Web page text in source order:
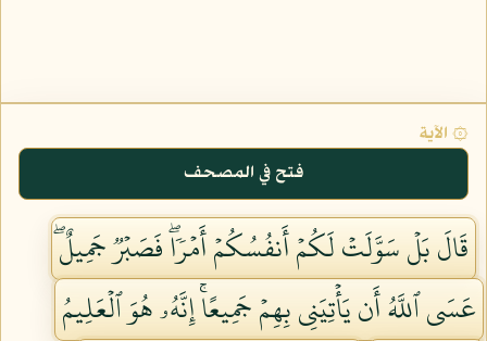
۞ الآية
فتح في المصحف
قَالَ بَلۡ سَوَّلَتۡ لَكُمۡ أَنفُسُكُمۡ أَمۡرٗاۖ فَصَبۡرٞ جَمِيلٌۖ
عَسَى ٱللَّهُ أَن يَأۡتِيَنِي بِهِمۡ جَمِيعًاۚ إِنَّهُۥ هُوَ ٱلۡعَلِيمُ